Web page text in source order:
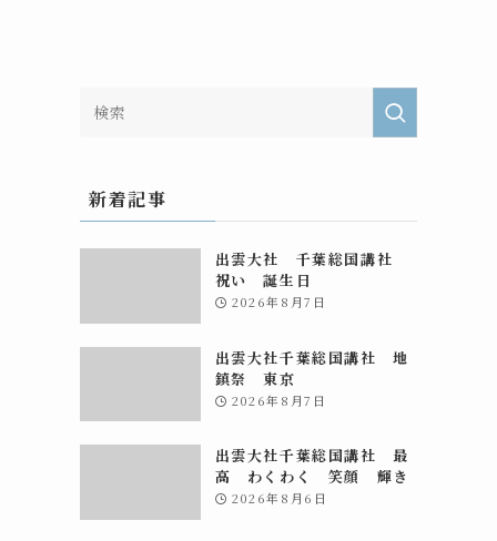
新着記事
出雲大社 千葉総国講社
祝い 誕生日
2026年8月7日
出雲大社千葉総国講社 地
鎮祭 東京
2026年8月7日
出雲大社千葉総国講社 最
高 わくわく 笑顔 輝き
2026年8月6日